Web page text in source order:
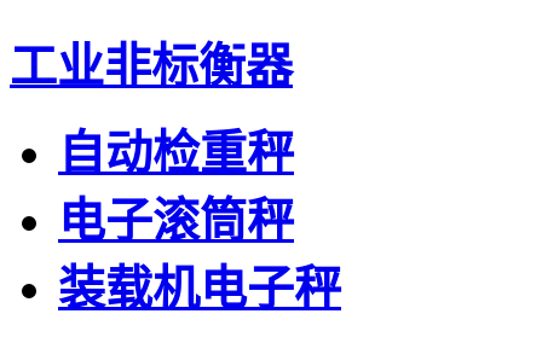
工业非标衡器
自动检重秤
电子滚筒秤
装载机电子秤